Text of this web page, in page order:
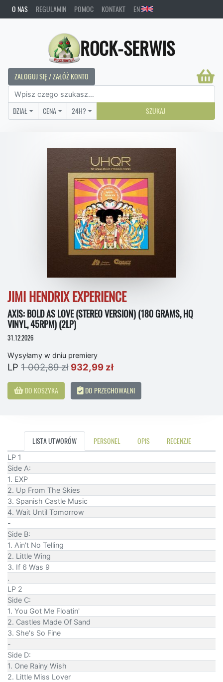
O NAS REGULAMIN POMOC KONTAKT EN
ROCK-SERWIS
ZALOGUJ SIĘ / ZAŁÓŻ KONTO
DZIAŁ CENA 24H? SZUKAJ
JIMI HENDRIX EXPERIENCE
AXIS: BOLD AS LOVE (STEREO VERSION) (180 GRAMS, HQ
VINYL, 45RPM) (2LP)
31.12.2026
Wysyłamy w dniu premiery
LP 1 002,89 zł 932,99 zł
DO KOSZYKA DO PRZECHOWALNI
LISTA UTWORÓW PERSONEL OPIS RECENZJE
LP 1
Side A:
1. EXP
2. Up From The Skies
3. Spanish Castle Music
4. Wait Until Tomorrow
-
Side B:
1. Ain't No Telling
2. Little Wing
3. If 6 Was 9
.
LP 2
Side C:
1. You Got Me Floatin'
2. Castles Made Of Sand
3. She's So Fine
-
Side D:
1. One Rainy Wish
2. Little Miss Lover